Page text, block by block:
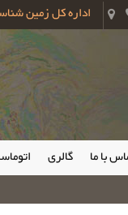
اداره کل زمین
با ما گالری